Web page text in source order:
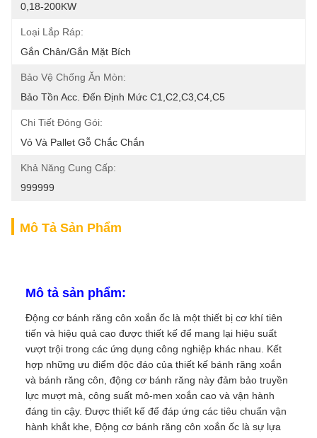
0,18-200KW
Loại Lắp Ráp:
Gắn Chân/Gắn Mặt Bích
Bảo Vệ Chống Ăn Mòn:
Bảo Tồn Acc. Đến Định Mức C1,C2,C3,C4,C5
Chi Tiết Đóng Gói:
Vỏ Và Pallet Gỗ Chắc Chắn
Khả Năng Cung Cấp:
999999
Mô Tả Sản Phẩm
Mô tả sản phẩm:
Động cơ bánh răng côn xoắn ốc là một thiết bị cơ khí tiên
tiến và hiệu quả cao được thiết kế để mang lại hiệu suất
vượt trội trong các ứng dụng công nghiệp khác nhau. Kết
hợp những ưu điểm độc đáo của thiết kế bánh răng xoắn
và bánh răng côn, động cơ bánh răng này đảm bảo truyền
lực mượt mà, công suất mô-men xoắn cao và vận hành
đáng tin cậy. Được thiết kế để đáp ứng các tiêu chuẩn vận
hành khắt khe, Động cơ bánh răng côn xoắn ốc là sự lựa